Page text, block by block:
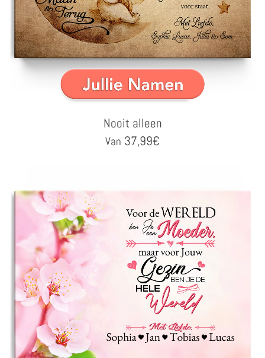
Nooit alleen
Van 37,99€